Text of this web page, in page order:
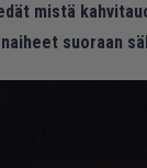
mistä
suoraan